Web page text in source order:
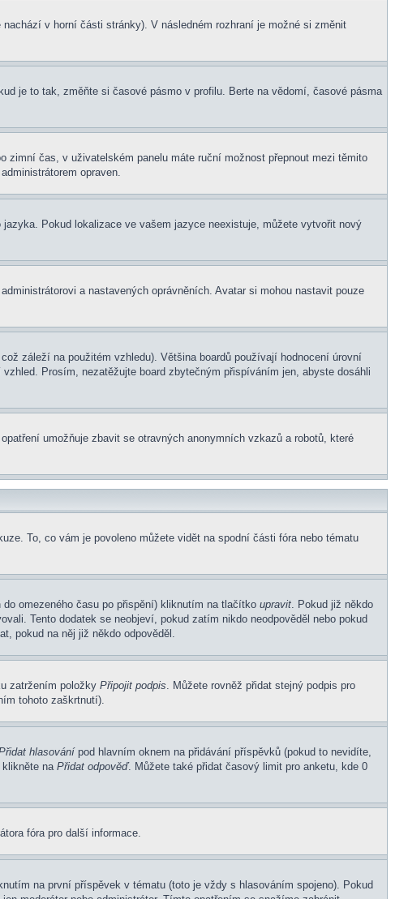
nachází v horní části stránky). V následném rozhraní je možné si změnit
je to tak, změňte si časové pásmo v profilu. Berte na vědomí, časové pásma
čas, v uživatelském panelu máte ruční možnost přepnout mezi těmito
opraven.
Pokud lokalizace ve vašem jazyce neexistuje, můžete vytvořit nový
a nastavených oprávněních. Avatar si mohou nastavit pouze
záleží na použitém vzhledu). Většina boardů používají hodnocení úrovní
Prosím, nezatěžujte board zbytečným přispíváním jen, abyste dosáhli
umožňuje zbavit se otravných anonymních vzkazů a robotů, které
To, co vám je povoleno můžete vidět na spodní části fóra nebo tématu
omezeného času po přispění) kliknutím na tlačítko upravit. Pokud již někdo
Tento dodatek se neobjeví, pokud zatím nikdo neodpověděl nebo pokud
pokud na něj již někdo odpověděl.
zatržením položky Připojit podpis. Můžete rovněž přidat stejný podpis pro
tohoto zaškrtnutí).
hlasovánípod hlavním oknem na přidávání příspěvků (pokud to nevidíte,
klikněte na Přidat odpověď. Můžete také přidat časový limit pro anketu, kde 0
fóra pro další informace.
na první příspěvek v tématu (toto je vždy s hlasováním spojeno). Pokud